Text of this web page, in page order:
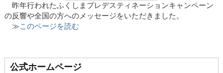
昨年行われたふくしまプレデスティネーションキャンペーン
の反響や全国の方へのメッセージをいただきました。
≫このページを読む
公式ホームページ